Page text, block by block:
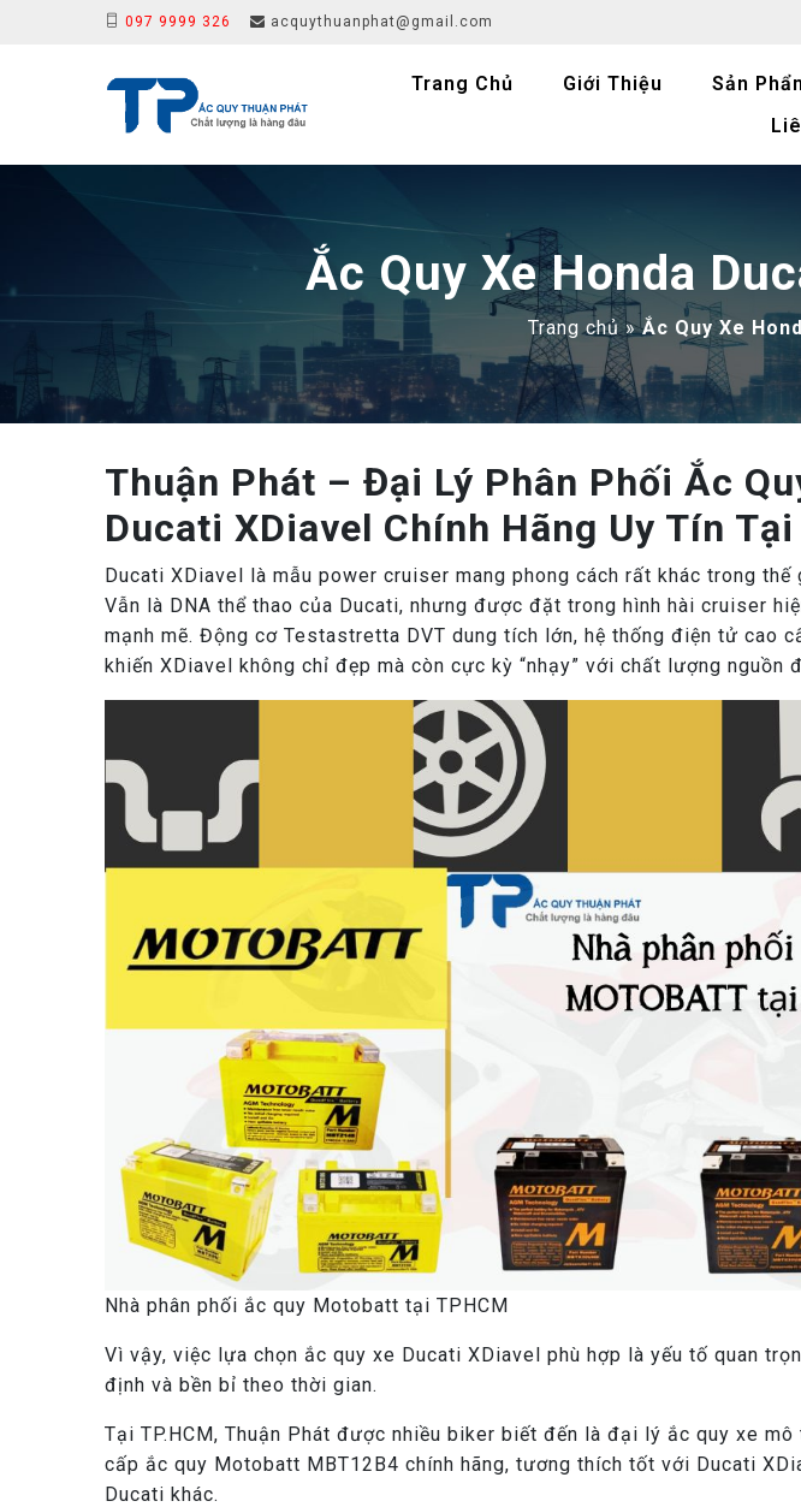
097 9999 326 acquythuanphat@gmail.com
Trang Chủ Giới Thiệu Sản
Ắc Quy Xe Honda
Trang chủ»Ắc Quy Xe
Thuận Phát – Đại Lý Phân Phối Ắc
Ducati XDiavel Chính Hãng Uy Tín Tại
Ducati XDiavel là mẫu power cruiser mang phong cách rất khác trong
Vẫn là DNA thể thao của Ducati, nhưng được đặt trong hình hài cruiser
mạnh mẽ. Động cơ Testastretta DVT dung tích lớn, hệ thống điện tử cao
khiến XDiavel không chỉ đẹp mà còn cực kỳ “nhạy” với chất lượng nguồn
Nhà phân phối ắc quy Motobatt tại TPHCM
Vì vậy, việc lựa chọn ắc quy xe Ducati XDiavel phù hợp là yếu tố quan
định và bền bỉ theo thời gian.
Tại TP.HCM, Thuận Phát được nhiều biker biết đến là đại lý ắc quy xe mô
cấp ắc quy Motobatt MBT12B4 chính hãng, tương thích tốt với Ducati
Ducati khác.